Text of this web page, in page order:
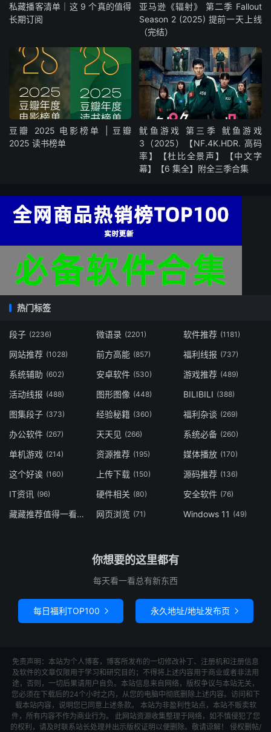
私藏播客清单｜这 9 个真的值得
长期订阅
亚马逊《辐射》 第二季 Fallout
Season 2 (2025) 提前一天上线
（完结）
豆瓣 2025 电影榜单 | 豆瓣
2025 读书榜单
鱿鱼游戏 第三季 鱿鱼游戏
3（2025）【NF.4K.HDR. 高码
率】【杜比全景声】【中文字
幕】【6 集全】附全三季合集
热门标签
段子 (2236) 微语录 (2201) 软件推荐 (1181)
网站推荐 (1028) 前方高能 (857) 福利线报 (737)
系统辅助 (602) 安卓软件 (530) 游戏推荐 (489)
活动线报 (488) 图形图像 (448) BILIBILI (388)
图集段子 (373) 经验秘籍 (360) 福利杂谈 (269)
办公软件 (267) 天天见 (266) 系统必备 (260)
单机游戏 (214) 资源推荐 (195) 媒体播放 (170)
这个好诶 (160) 上传下载 (150) 源码推荐 (136)
IT资讯 (96) 硬件相关 (80) 安全软件 (76)
藏藏推荐值得一看(73) 网页浏览 (71) Windows 11 (49)
你想要的这里都有
每天看一看总有新东西
每日福利TOP100  永久地址/地址发布页 
免责声明：本站为个人博客，博客所发布的一切修改补丁、注册机和注册信息
及软件的文章仅限用于学习和研究目的；不得将上述内容用于商业或者非法用
途，否则，一切后果请用户自负。本站信息来自网络，版权争议与本站无关，
您必须在下载后的24个小时之内，从您的电脑中彻底删除上述内容。访问和下
载本站内容，说明您已同意上述条款。 本站为非盈利性站点，本站不贩卖软
件，所有内容不作为商业行为。 此网站资源收集整理于网络，如不慎侵犯了您
的权利，请及时联系站长处理并出示版权证明以便删除。敬请谅解！ 侵权删帖/